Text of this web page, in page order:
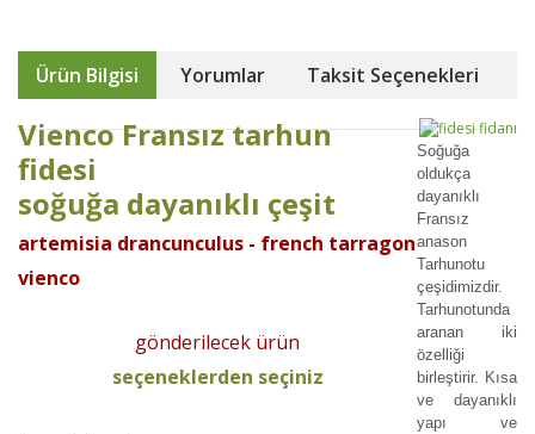
Ürün Bilgisi Yorumlar Taksit Seçenekleri
Vienco Fransız tarhun
fidesi
soğuğa dayanıklı çeşit
artemisia drancunculus - french tarragon
vienco
gönderilecek ürün
seçeneklerden seçiniz
Soğuğa
oldukça
dayanıklı
Fransız
anason
Tarhunotu
çeşidimizdir.
Tarhunotunda
aranan iki
özelliği
birleştirir. Kısa
ve dayanıklı
yapı ve